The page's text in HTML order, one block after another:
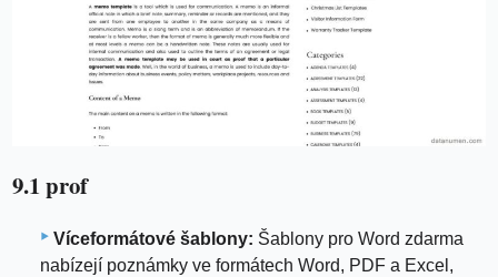
9.1 prof
Víceformátové šablony: Šablony pro Word zdarma
nabízejí poznámky ve formátech Word, PDF a Excel,